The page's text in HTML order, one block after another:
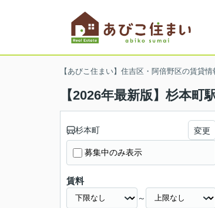
【あびこ住まい】住吉区・阿倍野区の賃貸
【2026年最新版】杉本
杉本町 変更
募集中のみ表示
賃料
～